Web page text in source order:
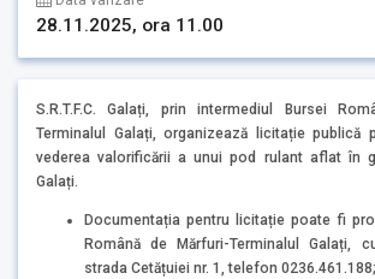
28.11.2025, ora 11.00
S.R.T.F.C. Galați, prin intermediul Bursei
Terminalul Galați, organizează licitație publică
vederea valorificării a unui pod rulant aflat în
Galați.
Documentația pentru licitație poate fi
Română de Mărfuri-Terminalul Galați,
strada Cetățuiei nr. 1, telefon 0236.461.188;